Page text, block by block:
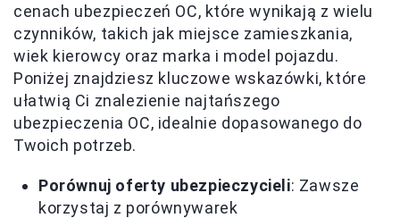
cenach ubezpieczeń OC, które wynikają z wielu
czynników, takich jak miejsce zamieszkania,
wiek kierowcy oraz marka i model pojazdu.
Poniżej znajdziesz kluczowe wskazówki, które
ułatwią Ci znalezienie najtańszego
ubezpieczenia OC, idealnie dopasowanego do
Twoich potrzeb.
Porównuj oferty ubezpieczycieli: Zawsze
korzystaj z porównywarek